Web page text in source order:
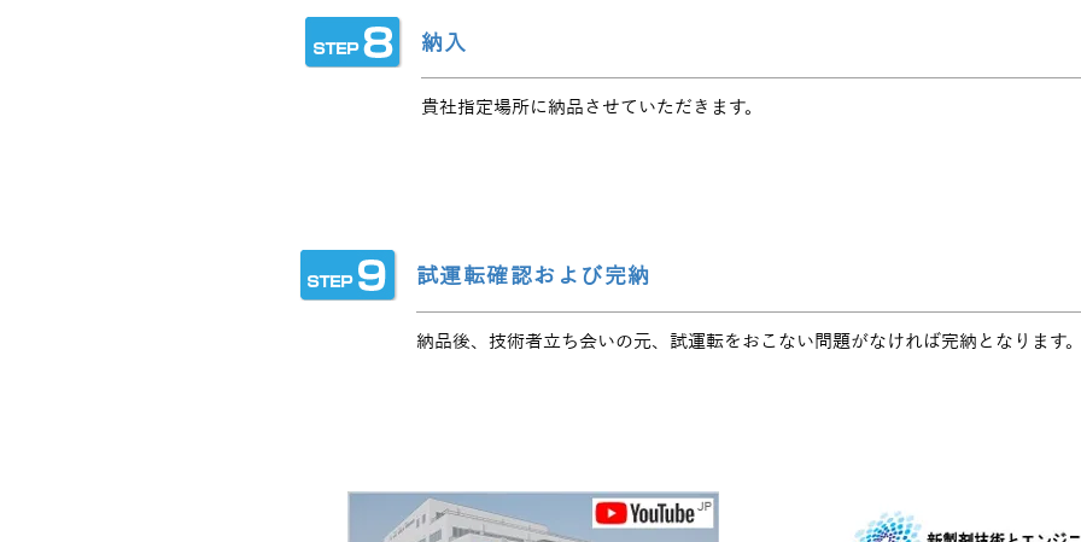
納入
貴社指定場所に納品させていただきます。
試運転確認および完納
納品後、技術者立ち会いの元、試運転をおこない問題がなければ完納となります